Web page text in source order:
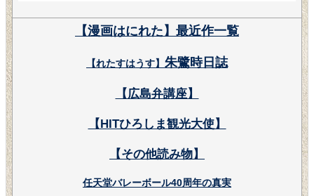
【漫画はにれた】最近作一覧
【れたすはうす】 朱鷺時日誌
【広島弁講座】
【HITひろしま観光大使】
【その他読み物】
任天堂バレーボール40周年の真実